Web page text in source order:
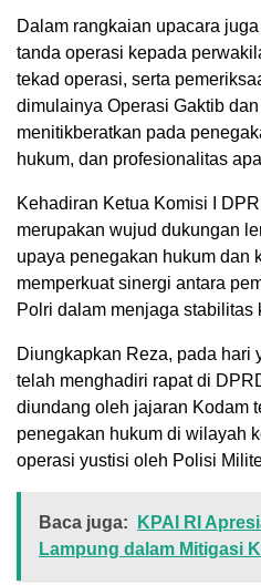
Dalam rangkaian upacara
tanda operasi kepada
tekad operasi, serta
dimulainya Operasi Gaktib
menitikberatkan pada
hukum, dan profesionalitas
Kehadiran Ketua Komisi I
merupakan wujud dukungan
upaya penegakan hukum dan
memperkuat sinergi antara
Polri dalam menjaga stabilitas
Diungkapkan Reza, pada hari
telah menghadiri rapat di
diundang oleh jajaran Kodam
penegakan hukum di wilayah
operasi yustisi oleh Polisi
Baca juga:
KPAI RI
Lampung dalam Mitigasi